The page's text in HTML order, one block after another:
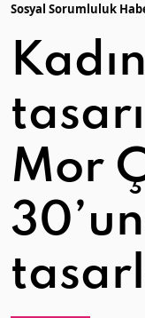
Sosyal Sorumluluk
Kadın
Mor